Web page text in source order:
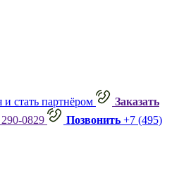
и стать партнёром
Заказать
0829 Позвонить +7 (495)